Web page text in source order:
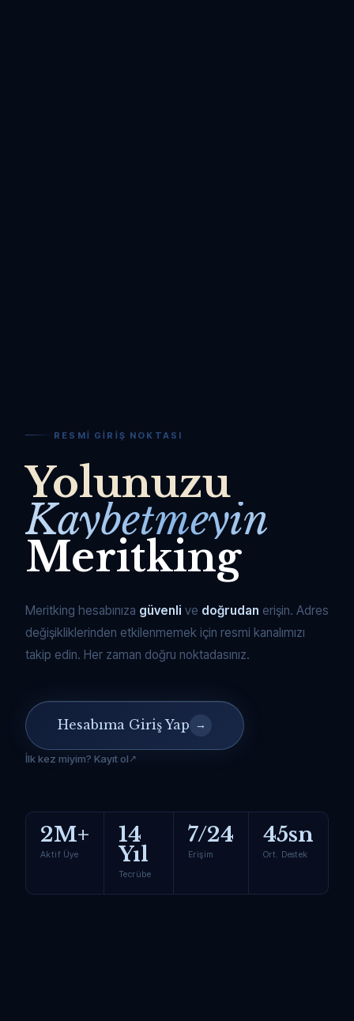
RESMI GIRIŞ NOKTASI
Yolunuzu
Kaybetmeyin
Meritking
Meritking hesabınıza güvenli ve doğrudan erişin. Adres
değişikliklerinden etkilenmemek için resmi kanalımızı
takip edin. Her zaman doğru noktadasınız.
Hesabıma Giriş Yap →
İlk kez miyim? Kayıt ol
2M+
Aktif Üye
14
Yıl
Tecrübe
7/24
Erişim
45sn
Ort. Destek